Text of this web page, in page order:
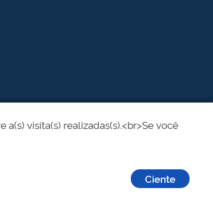
visita(s) realizadas(s).<br>Se você
Ciente